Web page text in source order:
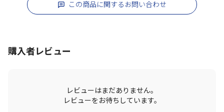
この商品に関するお問い合わせ
購入者レビュー
レビューはまだありません。
レビューをお待ちしています。